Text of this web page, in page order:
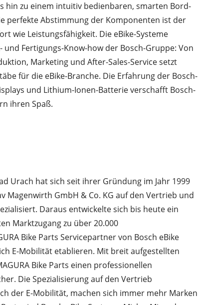
hin zu einem intuitiv bedienbaren, smarten Bord-
perfekte Abstimmung der Komponenten ist der
wie Leistungsfähigkeit. Die eBike-Systeme
Fertigungs-Know-how der Bosch-Gruppe: Von
Marketing und After-Sales-Service setzt
für die eBike-Branche. Die Erfahrung der Bosch-
und Lithium-Ionen-Batterie verschafft Bosch-
ihren Spaß.
Urach hat sich seit ihrer Gründung im Jahr 1999
Magenwirth GmbH & Co. KG auf den Vertrieb und
Daraus entwickelte sich bis heute ein
Marktzugang zu über 20.000
Bike Parts Servicepartner von Bosch eBike
E-Mobilität etablieren. Mit breit aufgestellten
Bike Parts einen professionellen
Die Spezialisierung auf den Vertrieb
der E-Mobilität, machen sich immer mehr Marken